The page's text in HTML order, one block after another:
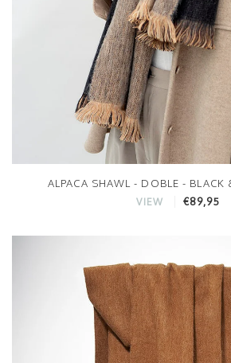
ALPACA SHAWL - DOBLE - BLACK
VIEW €89,95